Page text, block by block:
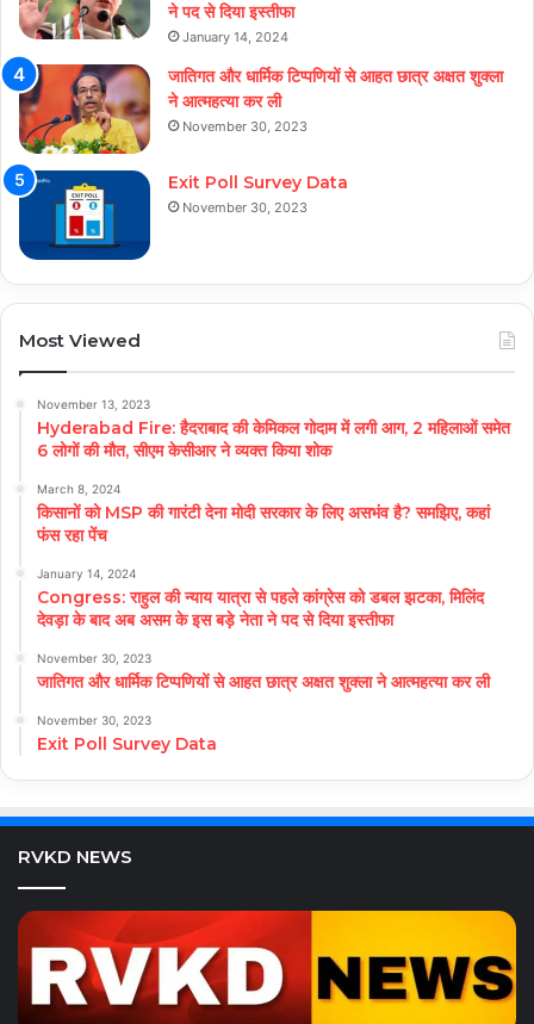
ने पद से दिया इस्तीफा
January 14, 2024
जातिगत और धार्मिक टिप्पणियों से आहत छात्र अक्षत शुक्ला
ने आत्महत्या कर ली
November 30, 2023
Exit Poll Survey Data
November 30, 2023
Most Viewed
November 13, 2023
Hyderabad Fire: हैदराबाद की केमिकल गोदाम में लगी आग, 2 महिलाओं समेत
6 लोगों की मौत, सीएम केसीआर ने व्यक्त किया शोक
March 8, 2024
किसानों को MSP की गारंटी देना मोदी सरकार के लिए असभंव है? समझिए, कहां
फंस रहा पेंच
January 14, 2024
Congress: राहुल की न्याय यात्रा से पहले कांग्रेस को डबल झटका, मिलिंद
देवड़ा के बाद अब असम के इस बड़े नेता ने पद से दिया इस्तीफा
November 30, 2023
जातिगत और धार्मिक टिप्पणियों से आहत छात्र अक्षत शुक्ला ने आत्महत्या कर ली
November 30, 2023
Exit Poll Survey Data
RVKD NEWS